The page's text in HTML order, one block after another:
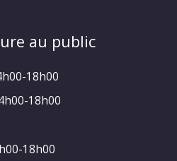
au public
18h00
18h00
18h00